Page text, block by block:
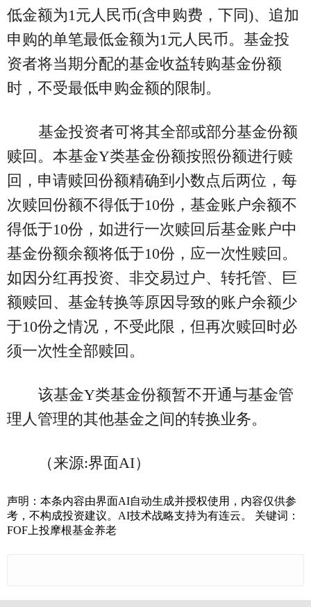
低金额为1元人民币(含申购费，下同)、追加
申购的单笔最低金额为1元人民币。基金投
资者将当期分配的基金收益转购基金份额
时，不受最低申购金额的限制。
基金投资者可将其全部或部分基金份额
赎回。本基金Y类基金份额按照份额进行赎
回，申请赎回份额精确到小数点后两位，每
次赎回份额不得低于10份，基金账户余额不
得低于10份，如进行一次赎回后基金账户中
基金份额余额将低于10份，应一次性赎回。
如因分红再投资、非交易过户、转托管、巨
额赎回、基金转换等原因导致的账户余额少
于10份之情况，不受此限，但再次赎回时必
须一次性全部赎回。
该基金Y类基金份额暂不开通与基金管
理人管理的其他基金之间的转换业务。
（来源:界面AI）
声明：本条内容由界面AI自动生成并授权使用，内容仅供参
考，不构成投资建议。AI技术战略支持为有连云。 关键词：
FOF上投摩根基金养老